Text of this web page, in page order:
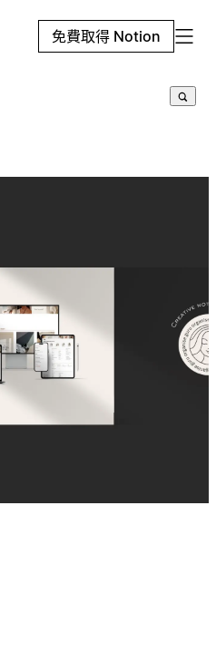
免費取得 Notion